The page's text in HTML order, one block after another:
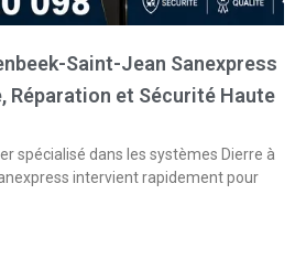
Saint-Jean Sanexpress
Réparation et Sécurité Haute
spécialisé dans les systèmes Dierre à
intervient rapidement pour